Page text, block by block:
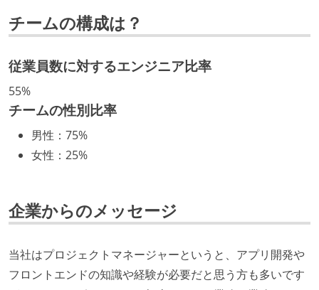
フレックスタイム制または裁量労働制を採用している
外国籍の開発メンバーがいる
待遇・福利厚生
入社時には、各自希望のスペックの PC やディスプレ
イが支給される
職業安定法に対応する記載事項
置）
チームの構成は？
従業員数に対するエンジニア比率
55%
チームの性別比率
男性 ： 75%
女性 ： 25%
企業からのメッセージ
当社はプロジェクトマネージャーというと、アプリ開発や
フロントエンドの知識や経験が必要だと思う方も多いです